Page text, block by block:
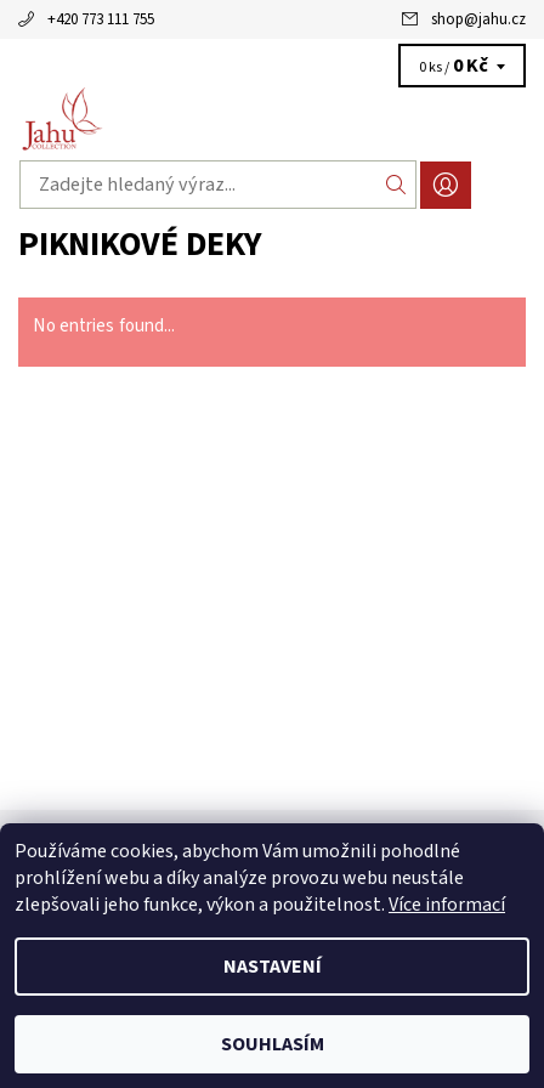
+420 773 111 755 shop@jahu.cz
0 ks / 0 Kč
PIKNIKOVÉ DEKY
No entries found...
2026 © Jahu.cz, všechna práva vyhrazena
Vytvořil Shoptet
Používáme cookies, abychom Vám umožnili pohodlné
prohlížení webu a díky analýze provozu webu neustále
zlepšovali jeho funkce, výkon a použitelnost.Více informací
NASTAVENÍ
SOUHLASÍM